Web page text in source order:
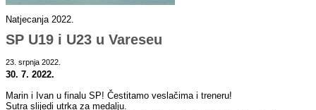
Natjecanja 2022.
SP U19 i U23 u Vareseu
23. srpnja 2022.
30. 7. 2022.
Marin i Ivan u finalu SP! Čestitamo veslačima i treneru!
Sutra slijedi utrka za medalju.